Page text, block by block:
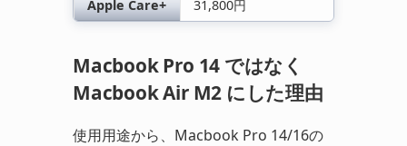
Apple Care+
31,800円
Macbook Pro 14 ではなく
Macbook Air M2 にした理由
使用用途から、Macbook Pro 14/16の